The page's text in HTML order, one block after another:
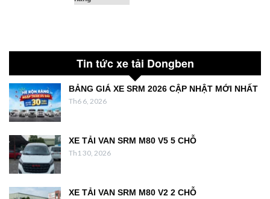
Tin tức xe tải Dongben
BẢNG GIÁ XE SRM 2026 CẬP NHẬT MỚI NHẤT
Th6 6, 2026
XE TẢI VAN SRM M80 V5 5 CHỖ
Th1 30, 2026
XE TẢI VAN SRM M80 V2 2 CHỖ